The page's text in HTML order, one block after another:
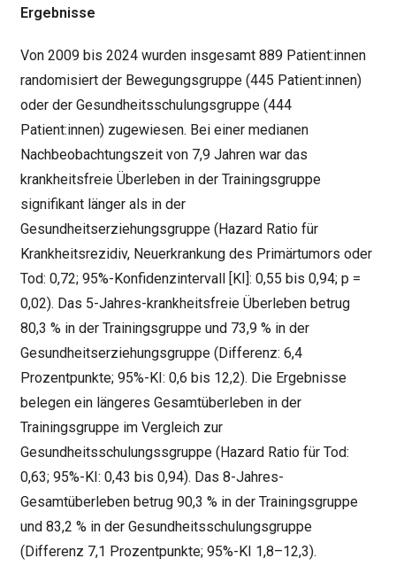
Ergebnisse
Von 2009 bis 2024 wurden insgesamt 889 Patient:innen
randomisiert der Bewegungsgruppe (445 Patient:innen)
oder der Gesundheitsschulungsgruppe (444
Patient:innen) zugewiesen. Bei einer medianen
Nachbeobachtungszeit von 7,9 Jahren war das
krankheitsfreie Überleben in der Trainingsgruppe
signifikant länger als in der
Gesundheitserziehungsgruppe (Hazard Ratio für
Krankheitsrezidiv, Neuerkrankung des Primärtumors oder
Tod: 0,72; 95%-Konfidenzintervall [KI]: 0,55 bis 0,94; p =
0,02). Das 5-Jahres-krankheitsfreie Überleben betrug
80,3 % in der Trainingsgruppe und 73,9 % in der
Gesundheitserziehungsgruppe (Differenz: 6,4
Prozentpunkte; 95%-KI: 0,6 bis 12,2). Die Ergebnisse
belegen ein längeres Gesamtüberleben in der
Trainingsgruppe im Vergleich zur
Gesundheitsschulungssgruppe (Hazard Ratio für Tod:
0,63; 95%-KI: 0,43 bis 0,94). Das 8-Jahres-
Gesamtüberleben betrug 90,3 % in der Trainingsgruppe
und 83,2 % in der Gesundheitsschulungsgruppe
(Differenz 7,1 Prozentpunkte; 95%-KI 1,8–12,3).